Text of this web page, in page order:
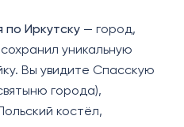
по Иркутску— город,
сохранил уникальную
Вы увидите Спасскую
города),
костёл,